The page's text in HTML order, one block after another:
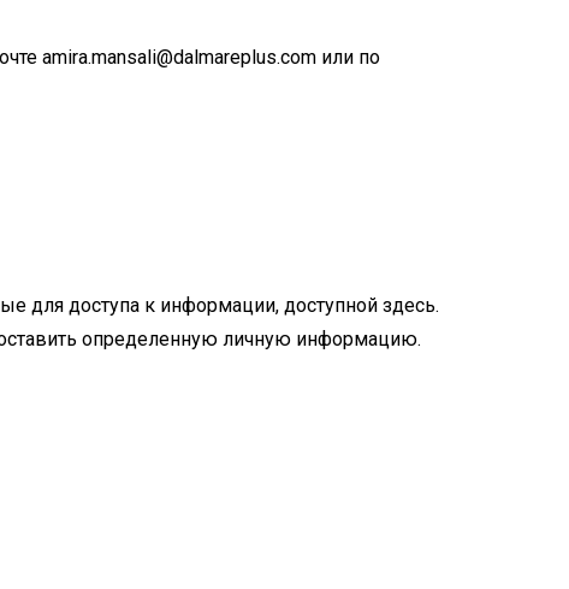
amira.mansali@dalmareplus.com или по
для доступа к информации, доступной здесь.
определенную личную информацию.